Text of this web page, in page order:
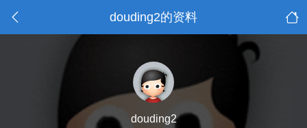
douding2的资料
douding2